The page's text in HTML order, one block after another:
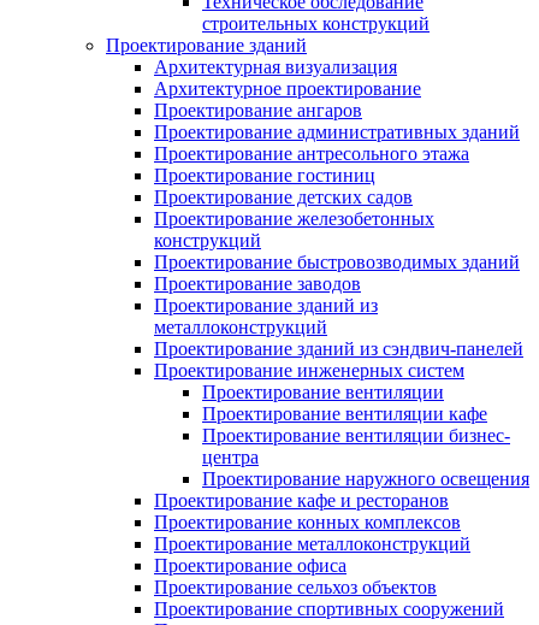
строительных конструкций
Проектирование зданий
Архитектурная визуализация
Архитектурное проектирование
Проектирование ангаров
Проектирование административных зданий
Проектирование антресольного этажа
Проектирование гостиниц
Проектирование детских садов
Проектирование железобетонных
конструкций
Проектирование быстровозводимых зданий
Проектирование заводов
Проектирование зданий из
металлоконструкций
Проектирование зданий из сэндвич-панелей
Проектирование инженерных систем
Проектирование вентиляции
Проектирование вентиляции кафе
Проектирование вентиляции бизнес-
центра
Проектирование наружного освещения
Проектирование кафе и ресторанов
Проектирование конных комплексов
Проектирование металлоконструкций
Проектирование офиса
Проектирование сельхоз объектов
Проектирование спортивных сооружений